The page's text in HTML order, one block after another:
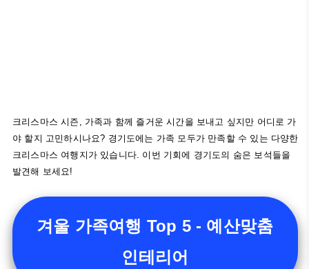
크리스마스 시즌, 가족과 함께 즐거운 시간을 보내고 싶지만 어디로 가
야 할지 고민하시나요? 경기도에는 가족 모두가 만족할 수 있는 다양한
크리스마스 여행지가 있습니다. 이번 기회에 경기도의 숨은 보석들을
발견해 보세요!
겨울 가족여행 Top 5 - 예산맞춤
인테리어